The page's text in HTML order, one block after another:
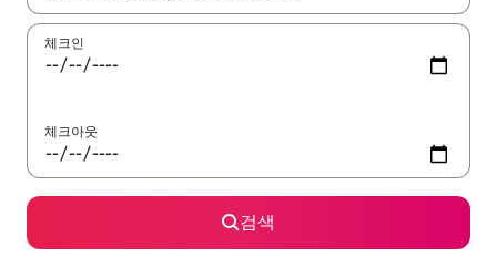
체크인
체크아웃
검색